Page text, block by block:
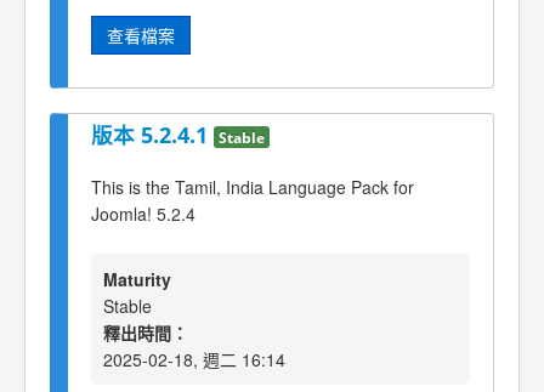
查看檔案
版本 5.2.4.1 Stable
This is the Tamil, India Language Pack for
Joomla! 5.2.4
Maturity
Stable
釋出時間：
2025-02-18, 週二 16:14